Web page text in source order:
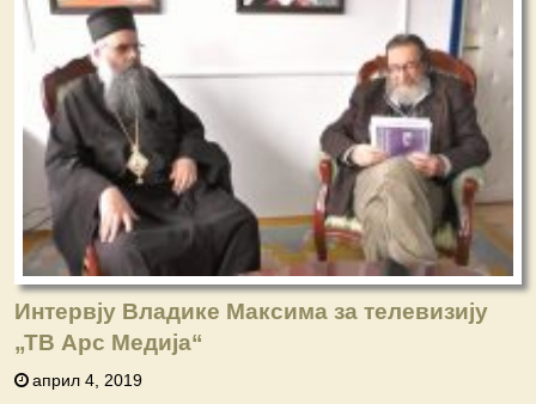
Интервју Владике Максима за телевизију
„ТВ Арс Медија“
април 4, 2019